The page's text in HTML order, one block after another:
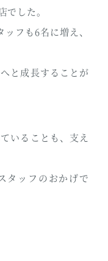
した。
フも6名に増え、
と成長することが
いることも、支え
タッフのおかげで